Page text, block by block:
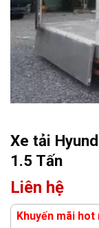
Xe tải
1.5 Tấn
Liên hệ
Khuyến mãi